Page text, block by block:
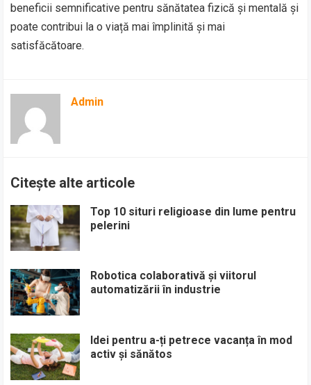
beneficii semnificative pentru sănătatea fizică și mentală și
poate contribui la o viață mai împlinită și mai
satisfăcătoare.
Admin
Citește alte articole
Top 10 situri religioase din lume pentru
pelerini
Robotica colaborativă și viitorul
automatizării în industrie
Idei pentru a-ți petrece vacanța în mod
activ și sănătos